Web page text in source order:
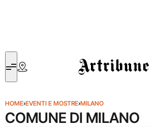
Artribune
HOME›EVENTI E MOSTRE›MILANO
COMUNE DI MILANO